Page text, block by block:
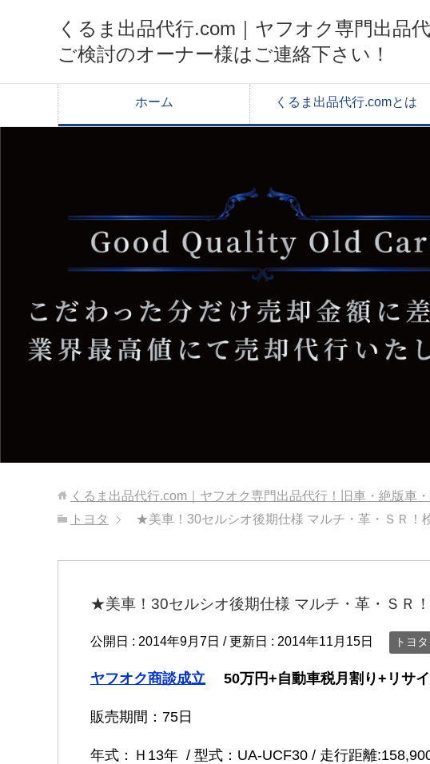
くるま出品代行.com｜ヤフオク専門出品
ご検討のオーナー様はご連絡下さい！
ホーム くるま出品代行.comとは
くるま出品代行.com｜ヤフオク専門出品代行！旧車・絶版車
トヨタ
★美車！30セルシオ後期仕様 マルチ・革・ＳＲ！
★美車！30セルシオ後期仕様 マルチ・革・ＳＲ
公開日 : 2014年9月7日 / 更新日 : 2014年11月15日 トヨタ
ヤフオク商談成立 50万円+自動車税月割り+リサ
販売期間：75日
年式：Ｈ13年 / 型式：UA-UCF30 / 走行距離